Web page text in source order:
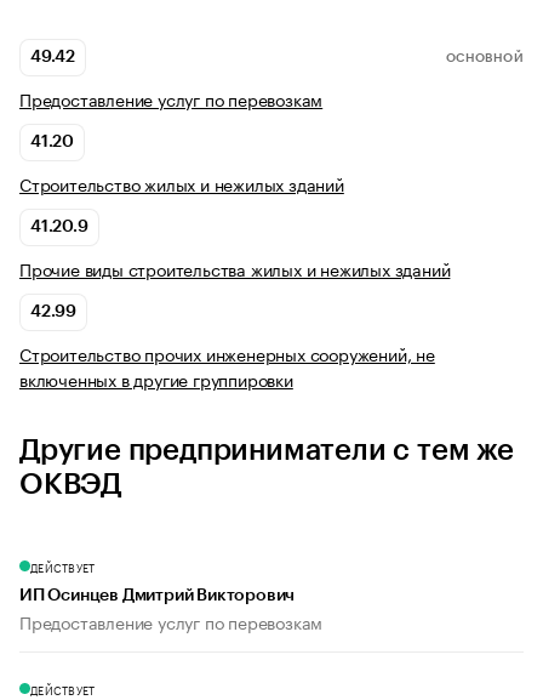
49.42 ОСНОВНОЙ
Предоставление услуг по перевозкам
41.20
Строительство жилых и нежилых зданий
41.20.9
Прочие виды строительства жилых и нежилых зданий
42.99
Строительство прочих инженерных сооружений, не
включенных в другие группировки
Другие предприниматели с тем же
ОКВЭД
ДЕЙСТВУЕТ
ИП Осинцев Дмитрий Викторович
Предоставление услуг по перевозкам
ДЕЙСТВУЕТ